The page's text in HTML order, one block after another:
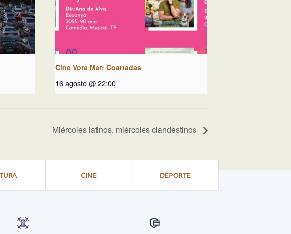
Cine Vora Mar: Coartadas
16 agosto @ 22:00
Miércoles latinos, miércoles clandestinos
CINE DEPORTE